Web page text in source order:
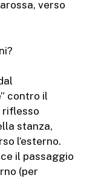
verso
contro il
riflesso
stanza,
l’esterno.
il passaggio
(per